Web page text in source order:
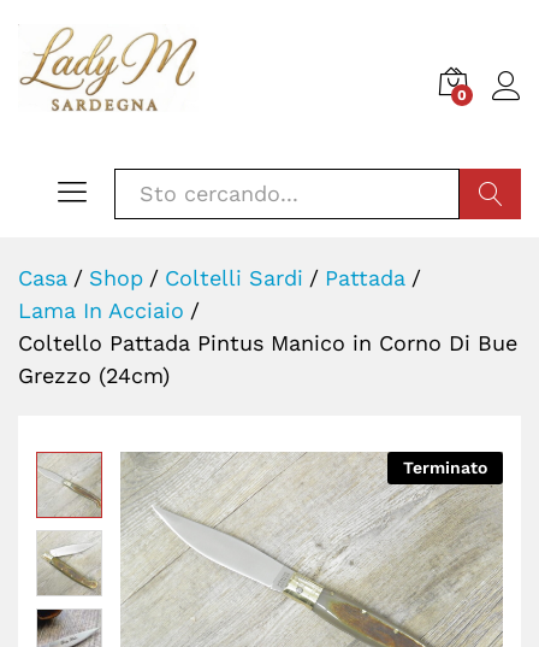
0
Casa / Shop / Coltelli Sardi / Pattada /
Lama In Acciaio /
Coltello Pattada Pintus Manico in Corno Di Bue
Grezzo (24cm)
Terminato